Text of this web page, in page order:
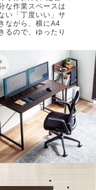
な作業スペースは
い「丁度いい」サ
ながら、横にA4
るので、ゆったり